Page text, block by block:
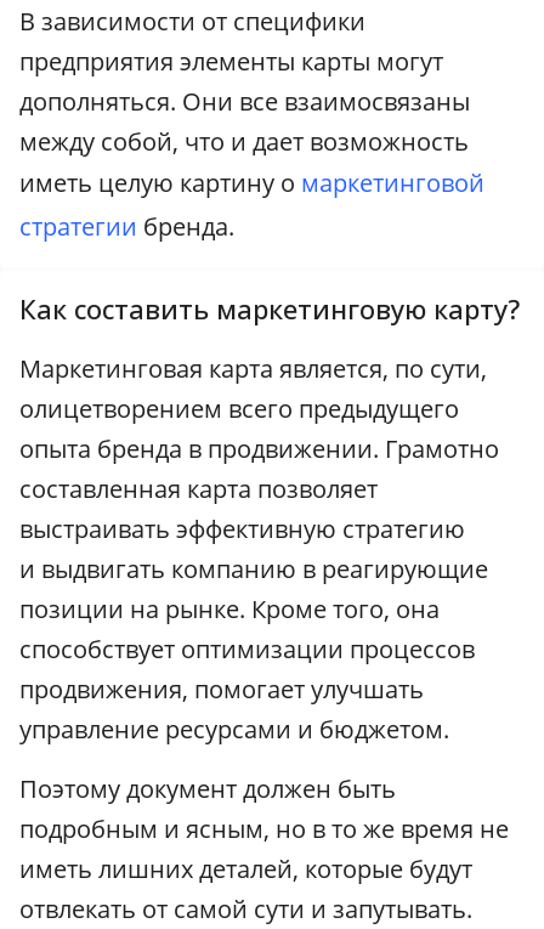
В зависимости от специфики
предприятия элементы карты могут
дополняться. Они все взаимосвязаны
между собой, что и дает возможность
иметь целую картину о маркетинговой
стратегии бренда.
Как составить маркетинговую карту?
Маркетинговая карта является, по сути,
олицетворением всего предыдущего
опыта бренда в продвижении. Грамотно
составленная карта позволяет
выстраивать эффективную стратегию
и выдвигать компанию в реагирующие
позиции на рынке. Кроме того, она
способствует оптимизации процессов
продвижения, помогает улучшать
управление ресурсами и бюджетом.
Поэтому документ должен быть
подробным и ясным, но в то же время не
иметь лишних деталей, которые будут
отвлекать от самой сути и запутывать.